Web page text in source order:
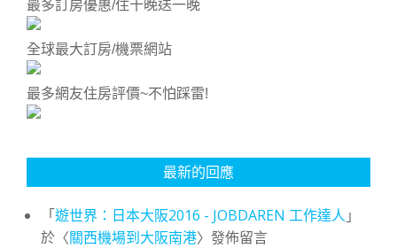
最多訂房優惠/住十晚送一晚
全球最大訂房/機票網站
最多網友住房評價~不怕踩雷!
最新的回應
「遊世界：日本大阪2016 - JOBDAREN 工作達人 」
於〈關西機場到大阪南港〉發佈留言